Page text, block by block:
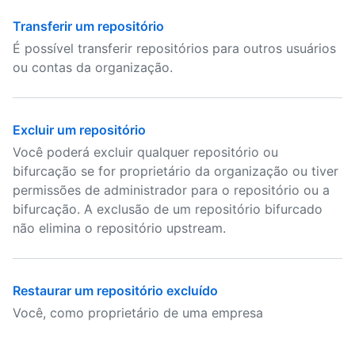
Transferir um repositório
É possível transferir repositórios para outros usuários
ou contas da organização.
Excluir um repositório
Você poderá excluir qualquer repositório ou
bifurcação se for proprietário da organização ou tiver
permissões de administrador para o repositório ou a
bifurcação. A exclusão de um repositório bifurcado
não elimina o repositório upstream.
Restaurar um repositório excluído
Você, como proprietário de uma empresa